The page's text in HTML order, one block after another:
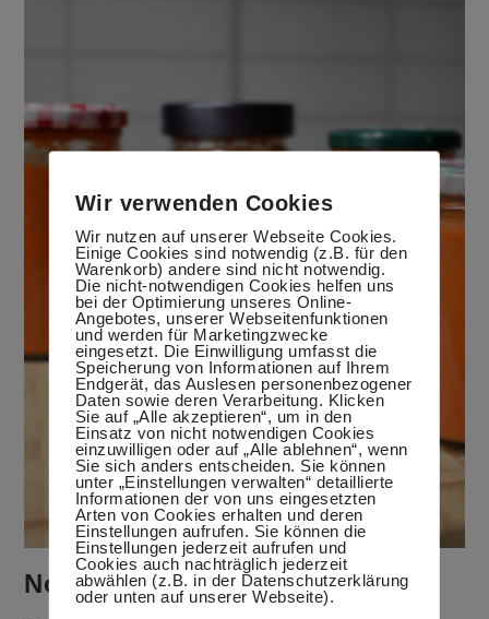
Nonnas Paprikasoße
Wir verwenden Cookies
Wir nutzen auf unserer Webseite Cookies.
Einige Cookies sind notwendig (z.B. für den
Warenkorb) andere sind nicht notwendig.
Die nicht-notwendigen Cookies helfen uns
bei der Optimierung unseres Online-
Angebotes, unserer Webseitenfunktionen
und werden für Marketingzwecke
eingesetzt. Die Einwilligung umfasst die
Speicherung von Informationen auf Ihrem
Endgerät, das Auslesen personenbezogener
Daten sowie deren Verarbeitung. Klicken
Sie auf „Alle akzeptieren“, um in den
Einsatz von nicht notwendigen Cookies
einzuwilligen oder auf „Alle ablehnen“, wenn
Sie sich anders entscheiden. Sie können
unter „Einstellungen verwalten“ detaillierte
Informationen der von uns eingesetzten
Arten von Cookies erhalten und deren
Einstellungen aufrufen. Sie können die
Einstellungen jederzeit aufrufen und
Cookies auch nachträglich jederzeit
abwählen (z.B. in der Datenschutzerklärung
oder unten auf unserer Webseite).